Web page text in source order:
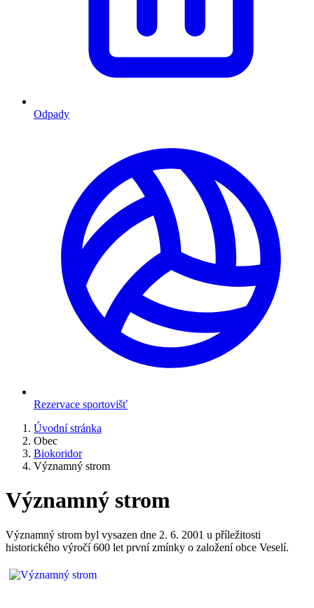
Odpady
Rezervace sportovišť
Úvodní stránka
Obec
Biokoridor
Významný strom
Významný strom
Významný strom byl vysazen dne 2. 6. 2001 u příležitosti
historického výročí 600 let první zmínky o založení obce Veselí.